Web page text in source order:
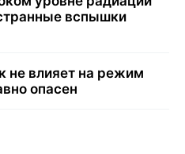
вспышки
не влияет на режим
опасен